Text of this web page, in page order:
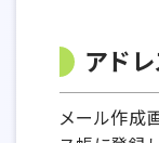
アド
メール作成